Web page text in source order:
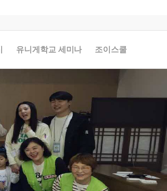
유니게학교 세미나 조이스쿨